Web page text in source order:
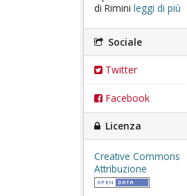
di Rimini leggi di più
Sociale
Twitter
Facebook
Licenza
Creative Commons
Attribuzione